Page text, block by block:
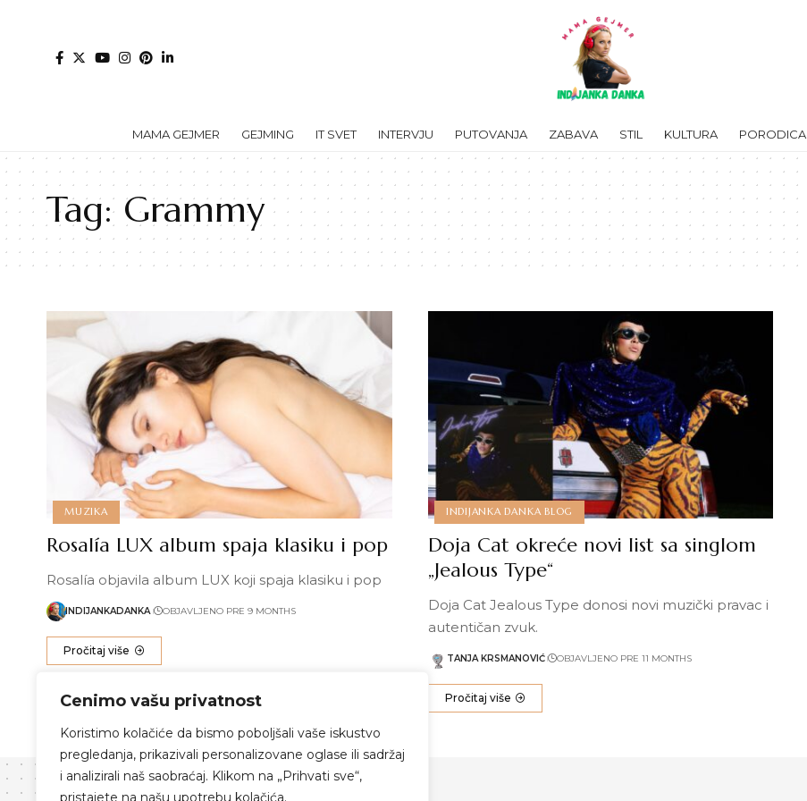
Cenimo vašu privatnost
Koristimo kolačiće da bismo poboljšali vaše iskustvo
pregledanja, prikazivali personalizovane oglase ili sadržaj
i analizirali naš saobraćaj. Klikom na „Prihvati sve“,
pristajete na našu upotrebu kolačića.
MAMA GEJMER GEJMING IT SVET INTERVJU PUTOVANJA ZABAVA STIL KULTURA PORODICA
Tag: Grammy
MUZIKA
Rosalía LUX album spaja klasiku i pop
Rosalía objavila album LUX koji spaja klasiku i pop
INDIJANKADANKA OBJAVLJENO PRE 9 MONTHS
Pročitaj više
INDIJANKA DANKA BLOG
Doja Cat okreće novi list sa singlom
„Jealous Type“
Doja Cat Jealous Type donosi novi muzički pravac i
autentičan zvuk.
TANJA KRSMANOVIĆ OBJAVLJENO PRE 11 MONTHS
Pročitaj više